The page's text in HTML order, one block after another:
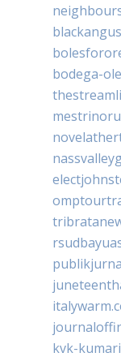
bodega-
kvk-